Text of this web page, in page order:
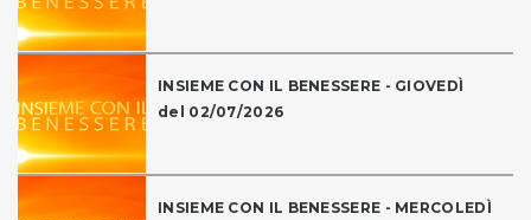
INSIEME CON IL BENESSERE - GIOVEDÌ
del 02/07/2026
INSIEME CON IL BENESSERE - MERCOLEDÌ